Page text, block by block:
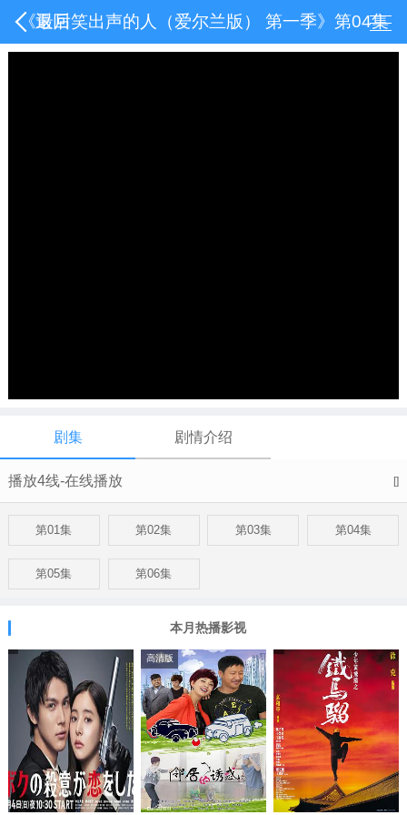
返回
《最后笑出声的人（爱尔兰版） 第一季》第04集
剧集 剧情介绍
播放4线-在线播放 []
第01集 第02集 第03集 第04集
第05集 第06集
本月热播影视
高清版